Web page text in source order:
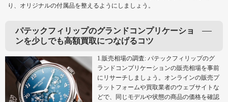
り、オリジナルの付属品を整えるようにしましょう。
パテックフィリップのグランドコンプリケーショ
ンを少しでも高額買取につなげるコツ
1.販売相場の調査: パテックフィリップのグ
ランドコンプリケーションの販売相場を事前
にリサーチしましょう。オンラインの販売プ
ラットフォームや買取業者のウェブサイトな
どで、同じモデルや状態の商品の価格を確認